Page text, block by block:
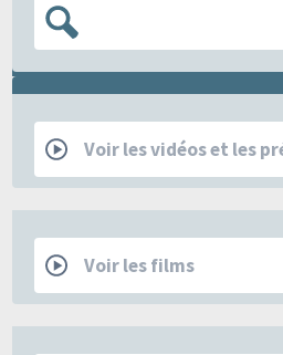
RCP
Voir les vidéos et les
Films
Voir les films